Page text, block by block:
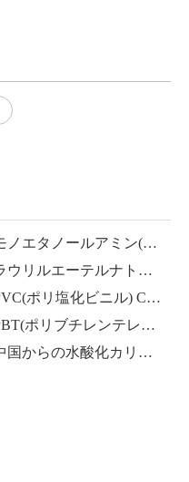
モノエタノールアミン(MEA)とは何ですか?
ラウリルエーテルナトリウム ラウリルエーテル硫酸ナトリウム(sles70%/aes 70%) CAS NO.: 68585-34-2sles70%/aes 70%) CAS NO.: 68585-34-2
PVC(ポリ塩化ビニル) CAS NO.:9002-86-2
PBT(ポリブチレンテレフタレート) CAS NO.26062-94-2
中国からの水酸化カリウム、水酸化ナトリウム、過酸化水素輸出の活況な市場：過去 1 年間の振り返り